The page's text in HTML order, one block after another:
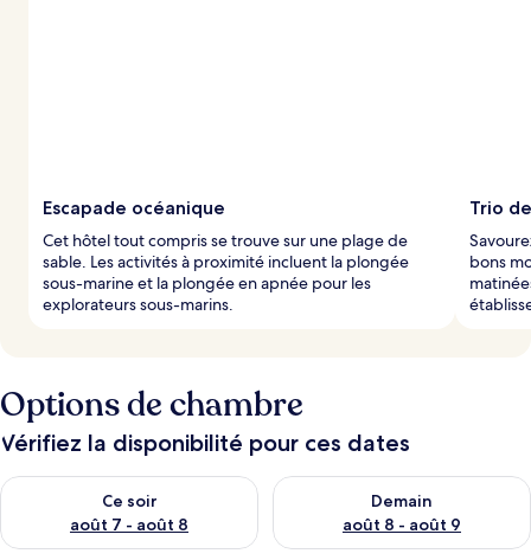
Escapade océanique
Cet hôtel tout compris se trouve sur une plage de
sable. Les activités à proximité incluent la plongée
sous-marine et la plongée en apnée pour les
explorateurs sous-marins.
Trio
bons
Options de chambre
Vérifiez la disponibilité pour ces dates
Ce soir
août 7 - août 8
Vérifier la disponibilité pour ce soir août 7 - août 8
Demain
août 8 - août 9
Vérifier la disponibilité pour